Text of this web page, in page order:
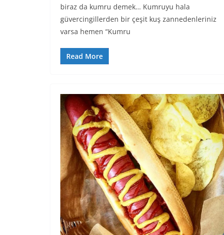
biraz da kumru demek… Kumruyu hala
güvercingillerden bir çeşit kuş zannedenleriniz
varsa hemen “Kumru
Read More